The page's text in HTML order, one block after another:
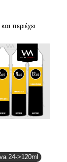
περιέχει
24->120ml